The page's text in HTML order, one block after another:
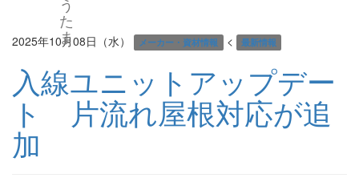
2025年10月08日（水） メーカー・資材情報 < 最新情報
入線ユニットアップデー
ト 片流れ屋根対応が追
加